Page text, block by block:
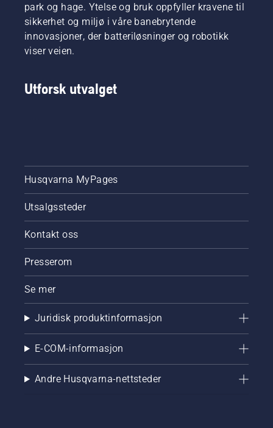
park og hage. Ytelse og bruk oppfyller kravene til
sikkerhet og miljø i våre banebrytende
innovasjoner, der batteriløsninger og robotikk
viser veien.
Utforsk utvalget
Husqvarna MyPages
Utsalgssteder
Kontakt oss
Presserom
Se mer
Juridisk produktinformasjon
E-COM-informasjon
Andre Husqvarna-nettsteder